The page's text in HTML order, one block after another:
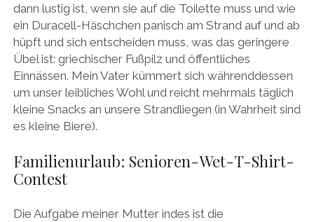
dann lustig ist, wenn sie auf die Toilette muss und wie
ein Duracell-Häschchen panisch am Strand auf und ab
hüpft und sich entscheiden muss, was das geringere
Übel ist: griechischer Fußpilz und öffentliches
Einnässen. Mein Vater kümmert sich währenddessen
um unser leibliches Wohl und reicht mehrmals täglich
kleine Snacks an unsere Strandliegen (in Wahrheit sind
es kleine Biere).
Familienurlaub: Senioren-Wet-T-Shirt-
Contest
Die Aufgabe meiner Mutter indes ist die